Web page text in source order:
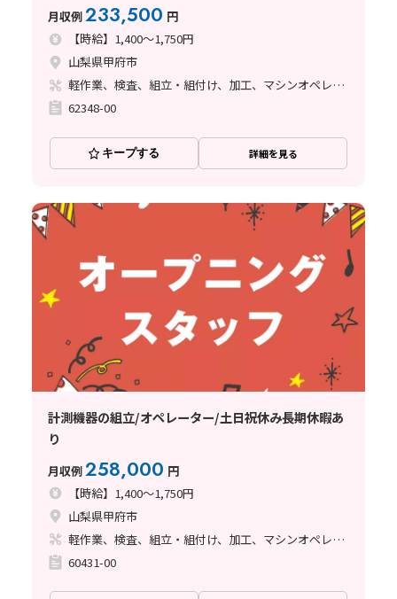
月収例233,500 円
【時給】1,400～1,750円
山梨県甲府市
軽作業、検査、組立・組付け、加工、マシンオペレーター、清掃・洗浄、ハンダ付け、立ち作業
62348-00
キープする 詳細を見る
計測機器の組立/オペレーター/土日祝休み長期休暇あ
り
月収例258,000 円
【時給】1,400～1,750円
山梨県甲府市
軽作業、検査、組立・組付け、加工、マシンオペレーター、清掃・洗浄、ハンダ付け、立ち作業
60431-00